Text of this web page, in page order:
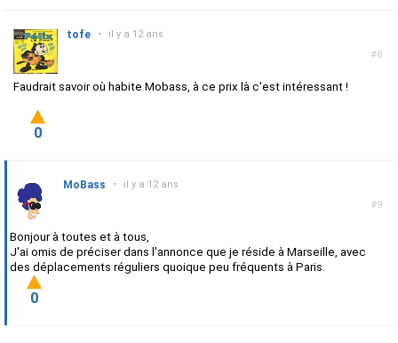
#8
tofe • il y a 12 ans
Faudrait savoir où habite Mobass, à ce prix là c'est intéressant !
0
#9
MoBass • il y a 12 ans
Bonjour à toutes et à tous,
J'ai omis de préciser dans l'annonce que je réside à Marseille, avec
des déplacements réguliers quoique peu fréquents à Paris.
0